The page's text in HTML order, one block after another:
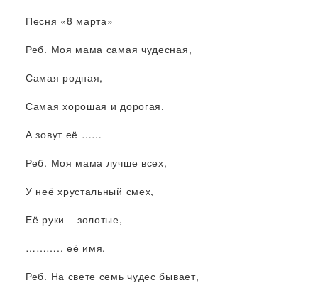
Песня «8 марта»
Реб. Моя мама самая чудесная,
Самая родная,
Самая хорошая и дорогая.
А зовут её ……
Реб. Моя мама лучше всех,
У неё хрустальный смех,
Её руки – золотые,
……….. её имя.
Реб. На свете семь чудес бывает,